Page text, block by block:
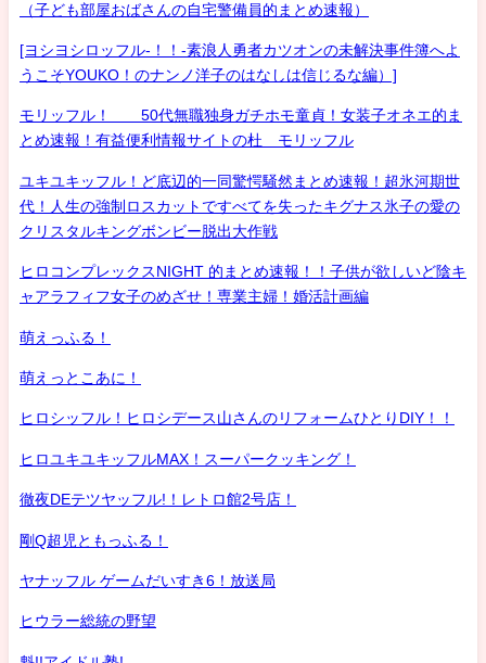
（子ども部屋おばさんの自宅警備員的まとめ速報）
[ヨシヨシロッフル-！！-素浪人勇者カツオンの未解決事件簿へよ
うこそYOUKO！のナンノ洋子のはなしは信じるな編）]
モリッフル！ 50代無職独身ガチホモ童貞！女装子オネエ的ま
とめ速報！有益便利情報サイトの杜 モリッフル
ユキユキッフル！ど底辺的一同驚愕騒然まとめ速報！超氷河期世
代！人生の強制ロスカットですべてを失ったキグナス氷子の愛の
クリスタルキングボンビー脱出大作戦
ヒロコンプレックスNIGHT 的まとめ速報！！子供が欲しいど陰キ
ャアラフィフ女子のめざせ！専業主婦！婚活計画編
萌えっふる！
萌えっとこあに！
ヒロシッフル！ヒロシデース山さんのリフォームひとりDIY！！
ヒロユキユキッフルMAX！スーパークッキング！
徹夜DEテツヤッフル!！レトロ館2号店！
剛Q超児ともっふる！
ヤナッフル ゲームだいすき6！放送局
ヒウラー総統の野望